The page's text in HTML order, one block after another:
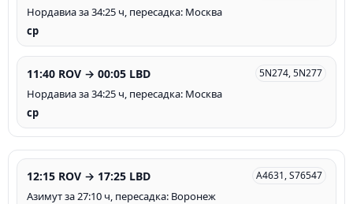
Нордавиа за 34:25 ч, пересадка: Москва
ср
11:40 ROV → 00:05 LBD 5N274, 5N277
Нордавиа за 34:25 ч, пересадка: Москва
ср
12:15 ROV → 17:25 LBD A4631, S76547
Азимут за 27:10 ч, пересадка: Воронеж